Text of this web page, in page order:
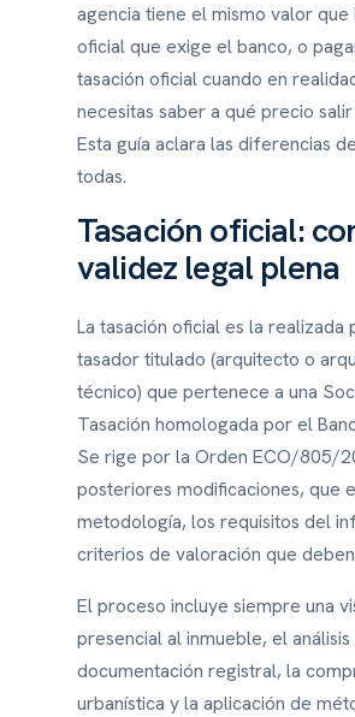
agencia tiene el mismo valor que
oficial que exige el banco, o
tasación oficial cuando en
necesitas saber a qué precio
Esta guía aclara las diferencias
todas.
Tasación oficial:
validez legal plena
La tasación oficial es la realizada
tasador titulado (arquitecto o
técnico) que pertenece a una
Tasación homologada por el
Se rige por la Orden ECO/805/
posteriores modificaciones, que
metodología, los requisitos del
criterios de valoración que
El proceso incluye siempre una
presencial al inmueble, el análisis
documentación registral, la
urbanística y la aplicación de